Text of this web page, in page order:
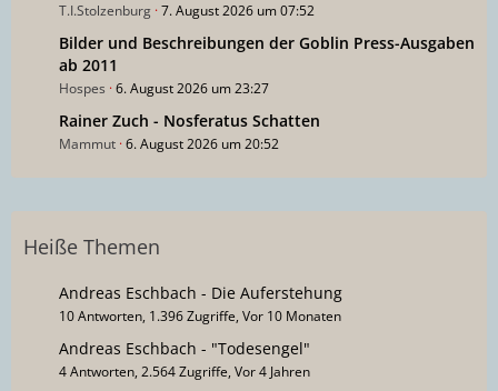
T.I.Stolzenburg 7. August 2026 um 07:52
Bilder und Beschreibungen der Goblin Press-Ausgaben
ab 2011
Hospes 6. August 2026 um 23:27
Rainer Zuch - Nosferatus Schatten
Mammut 6. August 2026 um 20:52
Heiße Themen
Andreas Eschbach - Die Auferstehung
10 Antworten, 1.396 Zugriffe, Vor 10 Monaten
Andreas Eschbach - "Todesengel"
4 Antworten, 2.564 Zugriffe, Vor 4 Jahren